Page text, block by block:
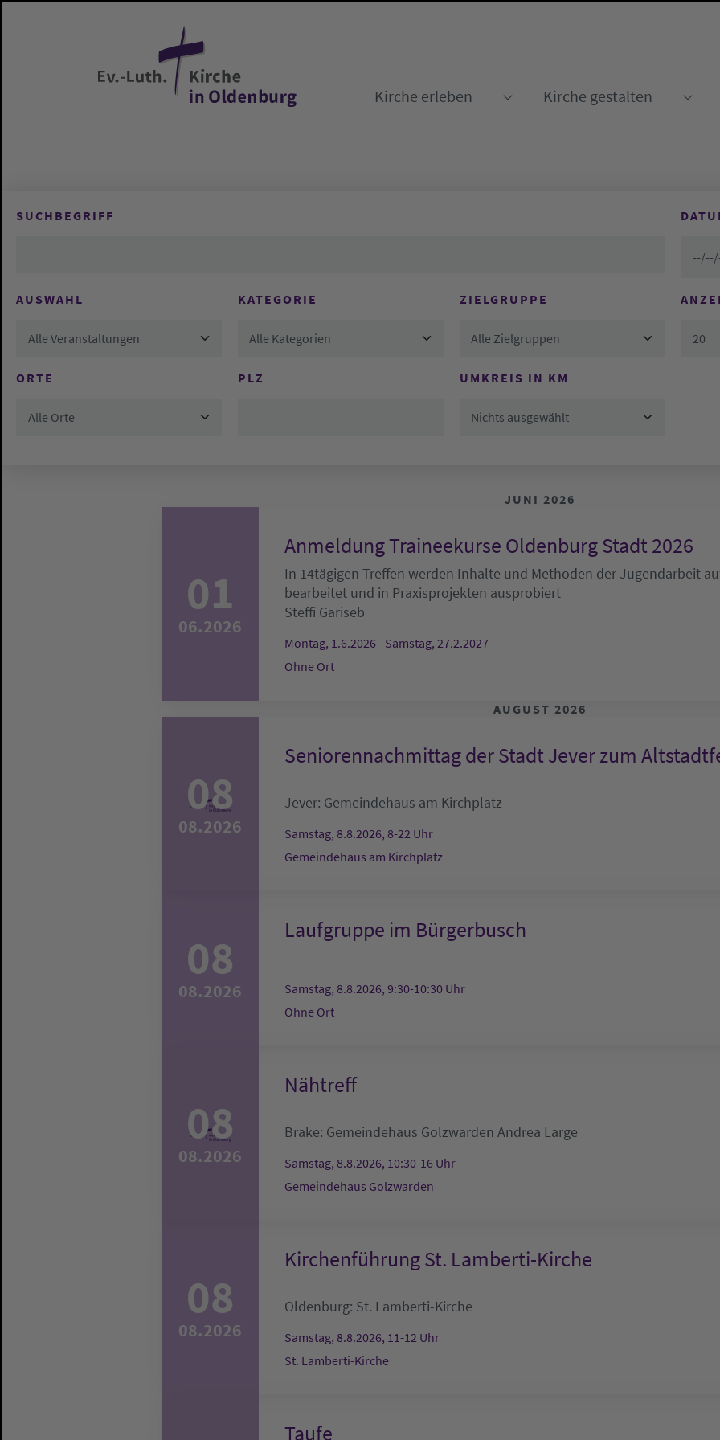
Kirche erleben
Kirche gestalten
SUCHBEGRIFF
AUSWAHL
Alle Veranstaltungen
KATEGORIE
Alle Kategorien
ZIELGRUPPE
Alle Zielgruppen 20
ORTE
Alle Orte
PLZ UMKREIS IN KM
Nichts ausgewählt
JUNI 2026
01
06.2026
Anmeldung Traineekurse Oldenburg Stadt 2026
In 14tägigen Treffen werden Inhalte und Methoden der Jugendarbeit
bearbeitet und in Praxisprojekten ausprobiert
Steffi Gariseb
Montag, 1.6.2026 - Samstag, 27.2.2027
Ohne Ort
AUGUST 2026
08
08.2026
Seniorennachmittag der Stadt Jever zum
Jever: Gemeindehaus am Kirchplatz
Samstag, 8.8.2026, 8-22 Uhr
Gemeindehaus am Kirchplatz
08
08.2026
Laufgruppe im Bürgerbusch
Samstag, 8.8.2026, 9:30-10:30 Uhr
Ohne Ort
08
08.2026
Nähtreff
Brake: Gemeindehaus Golzwarden Andrea Large
Samstag, 8.8.2026, 10:30-16 Uhr
Gemeindehaus Golzwarden
08
08.2026
Kirchenführung St. Lamberti-Kirche
Oldenburg: St. Lamberti-Kirche
Samstag, 8.8.2026, 11-12 Uhr
St. Lamberti-Kirche
Taufe